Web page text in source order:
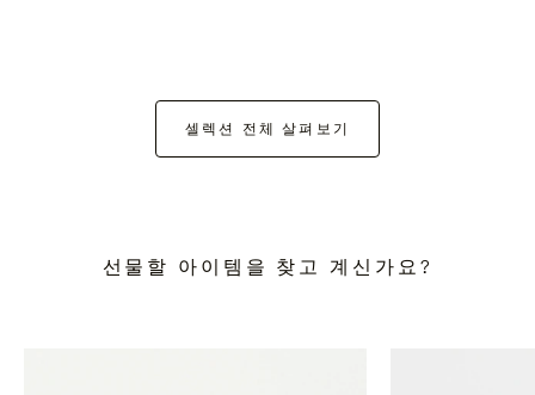
셀렉션 전체 살펴보기
선물할 아이템을 찾고 계신가요?